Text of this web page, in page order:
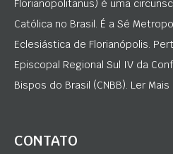
Florianopolitanus) é uma
Católica no Brasil. É a Sé
Eclesiástica de Florianópolis.
Episcopal Regional Sul IV da
Bispos do Brasil (CNBB). Ler Mais
CONTATO